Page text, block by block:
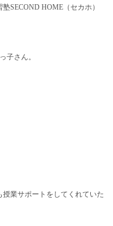
SECOND HOME（セカホ）
子さん。
業サポートをしてくれていた